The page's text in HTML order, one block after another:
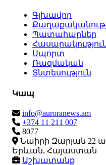
Գլխավոր
Պատահարներ
Սպորտ
Ռազմական
Տնտեսություն
Կապ
info@auroranews.am
+374 11 211 007
8077
Նաիրի Զարյան 22 ա,
Երևան, Հայաստան
Աշխատանք